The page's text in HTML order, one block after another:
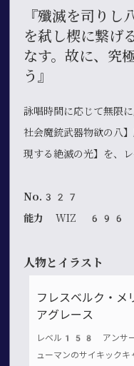
『殲滅を司りし
を弑し楔に繋げ
なす。故に、究
う』
詠唱時間に応じて無限
社会魔銃武器物欲の八
現する絶滅の光】を、
No.327
能力WIZ 696
人物とイラスト
フレスベルク・メ
アグレース
レベル158 アンサ
ューマンのサイキックキ